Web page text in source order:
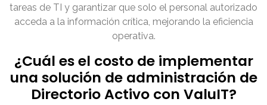
tareas de TI y garantizar que solo el personal autorizado
acceda a la información crítica, mejorando la eficiencia
operativa.
¿Cuál es el costo de implementar
una solución de administración de
Directorio Activo con ValuIT?